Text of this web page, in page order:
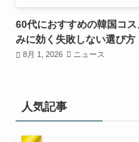
60代におすすめの韓国コ
みに効く失敗しない選び方
8月 1, 2026 ニュース
人気記事